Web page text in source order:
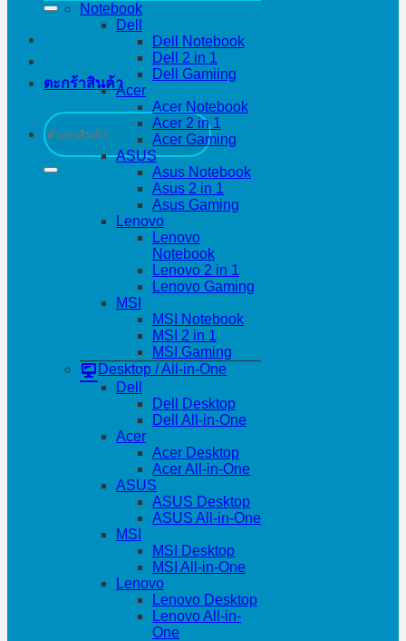
ตะกร้าสินค้า
ค้นหา:
Notebook
Dell
Dell Notebook
Dell 2 in 1
Dell Gamiing
Acer
Acer Notebook
Acer 2 in 1
Acer Gaming
ASUS
Asus Notebook
Asus 2 in 1
Asus Gaming
Lenovo
Lenovo
Notebook
Lenovo 2 in 1
Lenovo Gaming
MSI
MSI Notebook
MSI 2 in 1
MSI Gaming
Desktop / All-in-One
Dell
Dell Desktop
Dell All-in-One
Acer
Acer Desktop
Acer All-in-One
ASUS
ASUS Desktop
ASUS All-in-One
MSI
MSI Desktop
MSI All-in-One
Lenovo
Lenovo Desktop
Lenovo All-in-
One